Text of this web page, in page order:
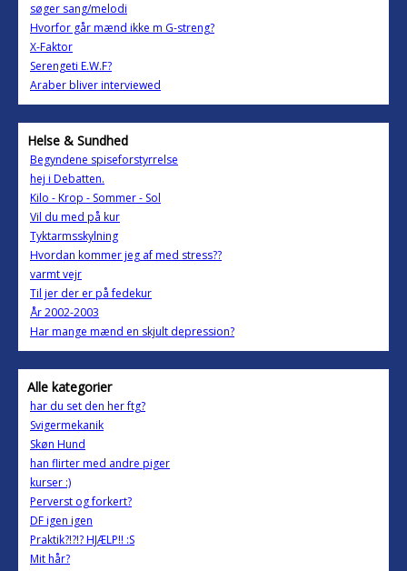
søger sang/melodi
Hvorfor går mænd ikke m G-streng?
X-Faktor
Serengeti E.W.F?
Araber bliver interviewed
Helse & Sundhed
Begyndene spiseforstyrrelse
hej i Debatten.
Kilo - Krop - Sommer - Sol
Vil du med på kur
Tyktarmsskylning
Hvordan kommer jeg af med stress??
varmt vejr
Til jer der er på fedekur
År 2002-2003
Har mange mænd en skjult depression?
Alle kategorier
har du set den her ftg?
Svigermekanik
Skøn Hund
han flirter med andre piger
kurser :)
Perverst og forkert?
DF igen igen
Praktik?!?!? HJÆLP!! :S
Mit hår?